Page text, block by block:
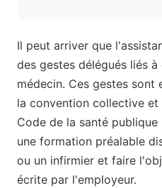
Il peut arriver que
des gestes délégués liés
médecin. Ces gestes sont
la convention collective et
Code de la santé
une formation préalable
ou un infirmier et faire
écrite par l'employeur.